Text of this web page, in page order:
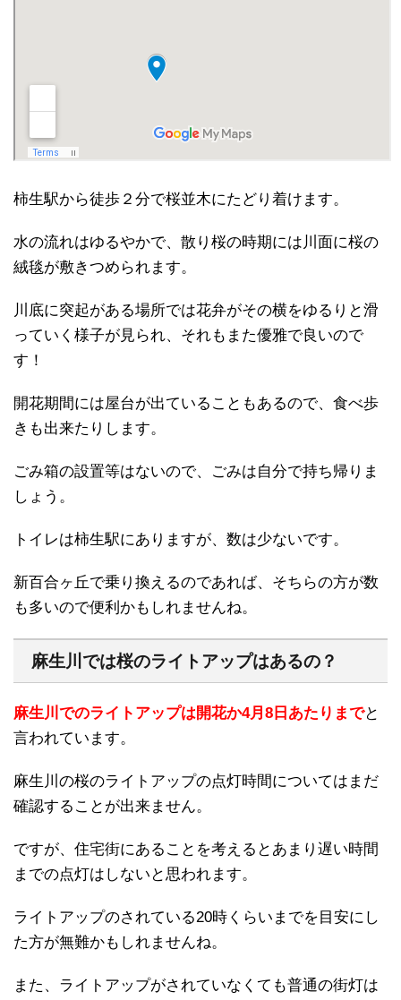
柿生駅から徒歩２分で桜並木にたどり着けます。
水の流れはゆるやかで、散り桜の時期には川面に桜の
絨毯が敷きつめられます。
川底に突起がある場所では花弁がその横をゆるりと滑
っていく様子が見られ、それもまた優雅で良いので
す！
開花期間には屋台が出ていることもあるので、食べ歩
きも出来たりします。
ごみ箱の設置等はないので、ごみは自分で持ち帰りま
しょう。
トイレは柿生駅にありますが、数は少ないです。
新百合ヶ丘で乗り換えるのであれば、そちらの方が数
も多いので便利かもしれませんね。
麻生川では桜のライトアップはあるの？
麻生川でのライトアップは開花か4月8日あたりまでと
言われています。
麻生川の桜のライトアップの点灯時間についてはまだ
確認することが出来ません。
ですが、住宅街にあることを考えるとあまり遅い時間
までの点灯はしないと思われます。
ライトアップのされている20時くらいまでを目安にし
た方が無難かもしれませんね。
また、ライトアップがされていなくても普通の街灯は